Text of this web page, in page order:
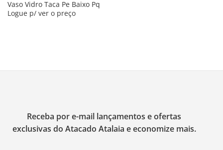
Vaso Vidro Taca Pe Baixo Pq
Logue p/ ver o preço
Receba por e-mail lançamentos e ofertas
exclusivas do Atacado Atalaia e economize mais.